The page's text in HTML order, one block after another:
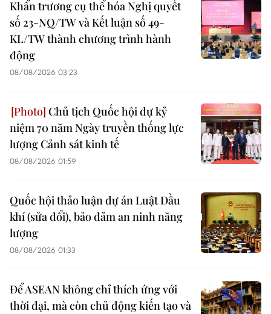
Khẩn trương cụ thể hóa Nghị quyết
số 23-NQ/TW và Kết luận số 49-
KL/TW thành chương trình hành
động
08/08/2026 03:23
Chủ tịch Quốc hội dự kỷ
niệm 70 năm Ngày truyền thống lực
lượng Cảnh sát kinh tế
08/08/2026 01:59
Quốc hội thảo luận dự án Luật Dầu
khí (sửa đổi), bảo đảm an ninh năng
lượng
08/08/2026 01:33
Để ASEAN không chỉ thích ứng với
thời đại, mà còn chủ động kiến tạo và